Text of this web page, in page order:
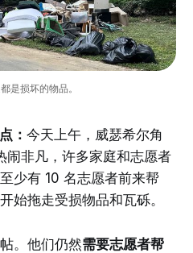
是损坏的物品。
： 今天上午，威瑟希尔角
闹非凡，许多家庭和志愿者
少有 10 名志愿者前来帮
始拖走受损物品和瓦砾。
。他们仍然需要志愿者帮